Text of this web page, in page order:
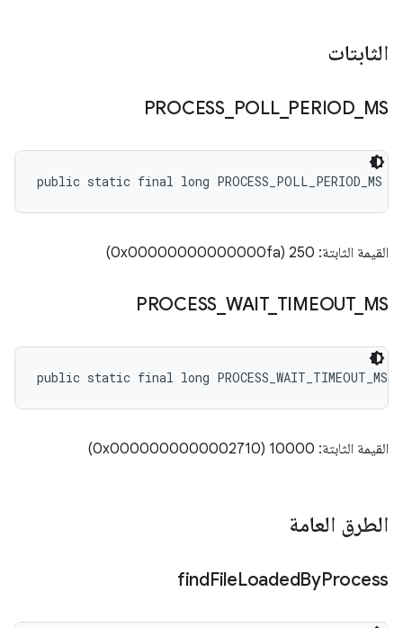
الثابتات
PROCESS_ POLL_ PERIOD_ MS
public static final long PROCESS_POLL_PERIOD_MS
القيمة الثابتة: 250 (0x00000000000000fa)
PROCESS WAIT_ TIMEOUT_ MS
public static final long PROCESS_WAIT_TIMEOUT_MS
القيمة الثابتة: 10000 (0x0000000000002710)
الطرق العامة
findFileLoadedByProcess